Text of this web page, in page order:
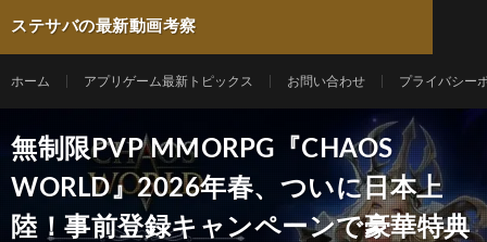
ステサバの最新動画考察
ホーム アプリゲーム最新トピックス お問い合わせ プライバシー
無制限PVP MMORPG『CHAOS
WORLD』2026年春、ついに日本上
陸！事前登録キャンペーンで豪華特典